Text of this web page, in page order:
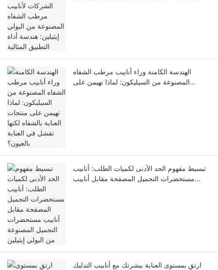
الهندسة الكامنة وراء أنابيب مرطب الشفاه
المصنوعة من السيليكون: لماذا تهيمن على
تبسيط مفهوم الحد الأدنى لكميات الطلب: أنابيب
مستحضرات التجميل المصفحة مقابل أنابيب
ارتقِ بمستوى العناية ببشرتك مع أنابيب التدليك